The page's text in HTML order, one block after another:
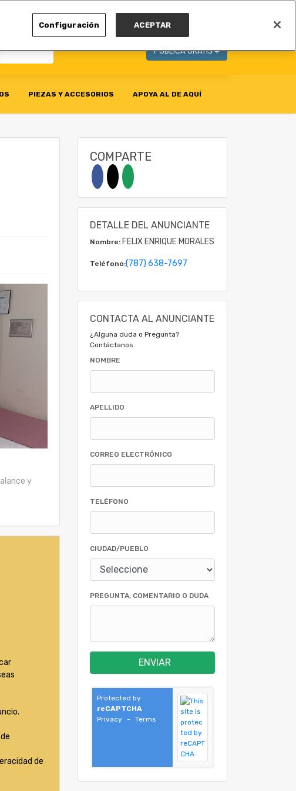
PUBLICA GRATIS +
PIEZAS Y ACCESORIOS APOYA AL DE AQUÍ
y
de
COMPARTE
DETALLE DEL ANUNCIANTE
Nombre: FELIX ENRIQUE MORALES
Teléfono:(787) 638-7697
CONTACTA AL ANUNCIANTE
¿Alguna duda o Pregunta?
Contáctanos.
NOMBRE
APELLIDO
CORREO ELECTRÓNICO
TELÉFONO
CIUDAD/PUEBLO
PREGUNTA, COMENTARIO O DUDA
ENVIAR
Protected by
reCAPTCHA
Privacy
- Terms
Configuración ACEPTAR